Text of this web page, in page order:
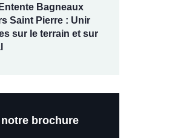
Entente Bagneaux
Saint Pierre : Unir
sur le terrain et sur
brochure